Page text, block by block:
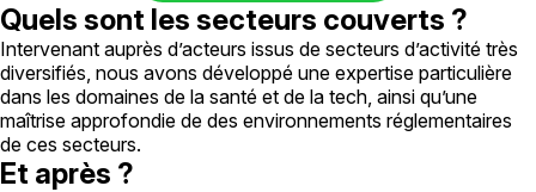
Quels sont les secteurs couverts ?
Intervenant auprès d’acteurs issus de secteurs d’activité très
diversifiés, nous avons développé une expertise particulière
dans les domaines de la santé et de la tech, ainsi qu’une
maîtrise approfondie de des environnements réglementaires
de ces secteurs.
Et après ?